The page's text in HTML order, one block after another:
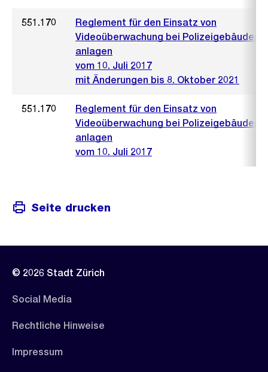
551.170
Reglement für den Einsatz von
Videoüberwachung bei Polizeigebäuden
anlagen
vom 10. Juli 2017
mit Änderungen bis 8. Oktober 2021
551.170
Reglement für den Einsatz von
Videoüberwachung bei Polizeigebäuden
anlagen
vom 10. Juli 2017
Seite drucken
© 2026 Stadt Zürich
Social Media
Rechtliche Hinweise
Impressum